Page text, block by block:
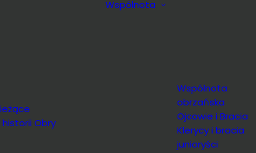
historii Obry
Wspólnota
Wspólnota
obrzańska
Ojcowie i Bracia
Klerycy i bracia
junioryści